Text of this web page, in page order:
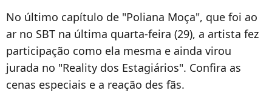
No último capítulo de "Poliana Moça", que foi ao
ar no SBT na última quarta-feira (29), a artista fez
participação como ela mesma e ainda virou
jurada no "Reality dos Estagiários". Confira as
cenas especiais e a reação des fãs.